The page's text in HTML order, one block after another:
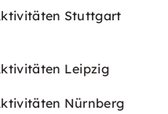
Stuttgart
Leipzig
Nürnberg